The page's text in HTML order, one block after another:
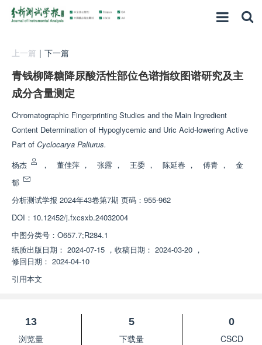
上一篇 | 下一篇
青钱柳降糖降尿酸活性部位色谱指纹图谱研究及主
成分含量测定
Chromatographic Fingerprinting Studies and the Main Ingredient
Content Determination of Hypoglycemic and Uric Acid-lowering Active
Part of Cyclocarya Paliurus.
杨杰
， 董佳萍 ， 张露 ， 王委 ， 陈延春 ， 傅青 ，
金
郁
分析测试学报 2024年43卷第7期 页码：955-962
DOI： 10.12452/j.fxcsxb.24032004
中图分类号： O657.7;R284.1
纸质出版日期： 2024-07-15 ， 收稿日期： 2024-03-20 ，
修回日期： 2024-04-10
引用本文
13
浏览量
5
下载量
0
CSCD